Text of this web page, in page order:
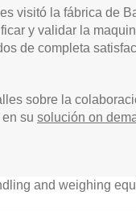
visitó la fábrica de
y validar la
de completa
sobre la
en su solución on